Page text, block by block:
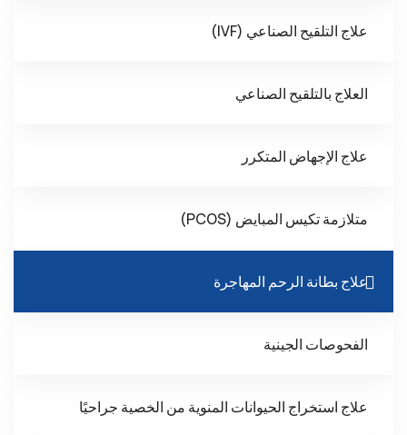
علاج التلقيح الصناعي (IVF)
العلاج بالتلقيح الصناعي
علاج الإجهاض المتكرر
متلازمة تكيس المبايض (PCOS)
علاج بطانة الرحم المهاجرة
الفحوصات الجينية
علاج استخراج الحيوانات المنوية من الخصية جراحيًا